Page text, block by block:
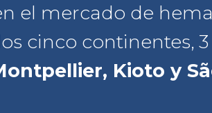
el mercado de
cinco continentes,
Kioto y